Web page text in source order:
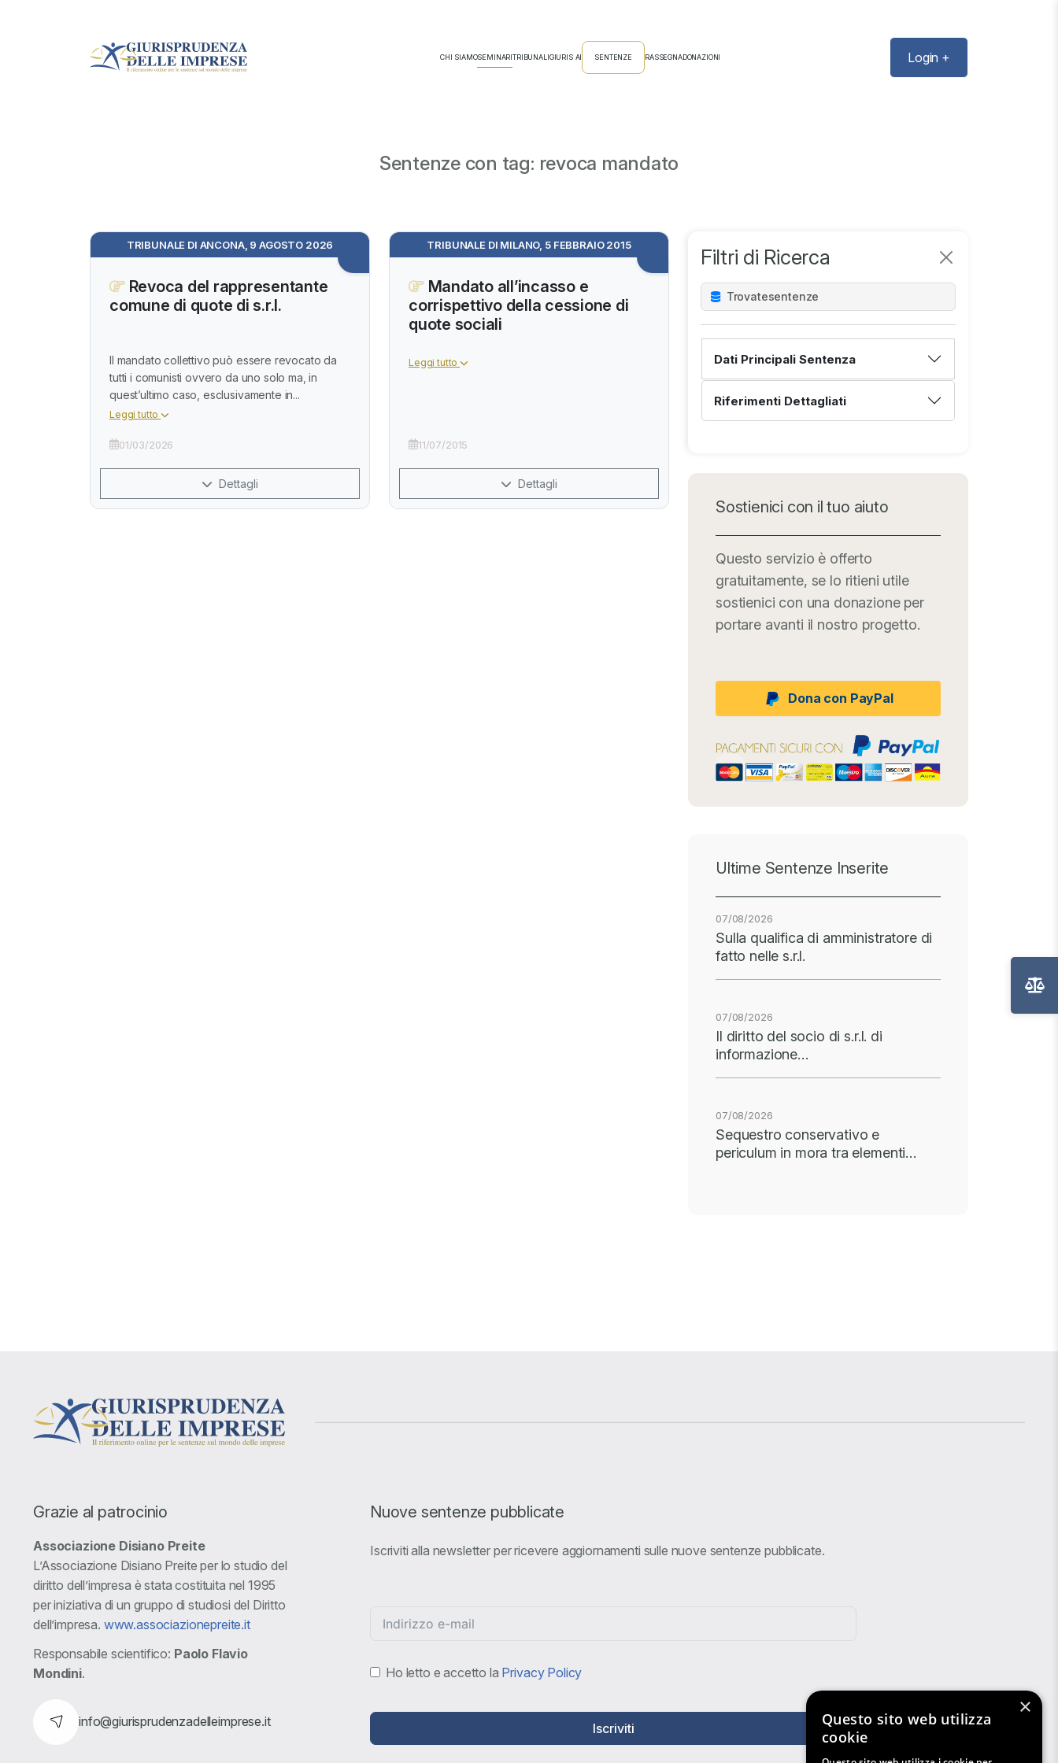
CHI SIAMOSEMINARITRIBUNALIGIURIS AI SENTENZE RASSEGNADONAZIONI Login +
Sentenze con tag: revoca mandato
Filtri di Ricerca
Trovatesentenze
Dati Principali Sentenza
Riferimenti Dettagliati
Sostienici con il tuo aiuto
Questo servizio è offerto
gratuitamente, se lo ritieni utile
sostienici con una donazione per
portare avanti il nostro progetto.
Dona con PayPal
Ultime Sentenze Inserite
07/08/2026
Sulla qualifica di amministratore di
fatto nelle s.r.l.
07/08/2026
Il diritto del socio di s.r.l. di
informazione…
07/08/2026
Sequestro conservativo e
periculum in mora tra elementi…
TRIBUNALE DI ANCONA, 9 AGOSTO 2026
Revoca del rappresentante
comune di quote di s.r.l.
Il mandato collettivo può essere revocato da
tutti i comunisti ovvero da uno solo ma, in
quest’ultimo caso, esclusivamente in...
Leggi tutto
01/03/2026
Dettagli
TRIBUNALE DI MILANO, 5 FEBBRAIO 2015
Mandato all’incasso e
corrispettivo della cessione di
quote sociali
Leggi tutto
11/07/2015
Dettagli
Grazie al patrocinio
Associazione Disiano Preite
L’Associazione Disiano Preite per lo studio del
diritto dell’impresa è stata costituita nel 1995
per iniziativa di un gruppo di studiosi del Diritto
dell’impresa. www.associazionepreite.it
Responsabile scientifico: Paolo Flavio
Mondini.
info@giurisprudenzadelleimprese.it
Nuove sentenze pubblicate
Iscriviti alla newsletter per ricevere aggiornamenti sulle nuove sentenze pubblicate.
Ho letto e accetto la Privacy Policy
Iscriviti
×
Questo sito web utilizza
cookie